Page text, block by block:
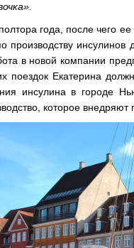
года, после чего
производству
в новой компании
поездок Екатерина
инсулина в городе
которое